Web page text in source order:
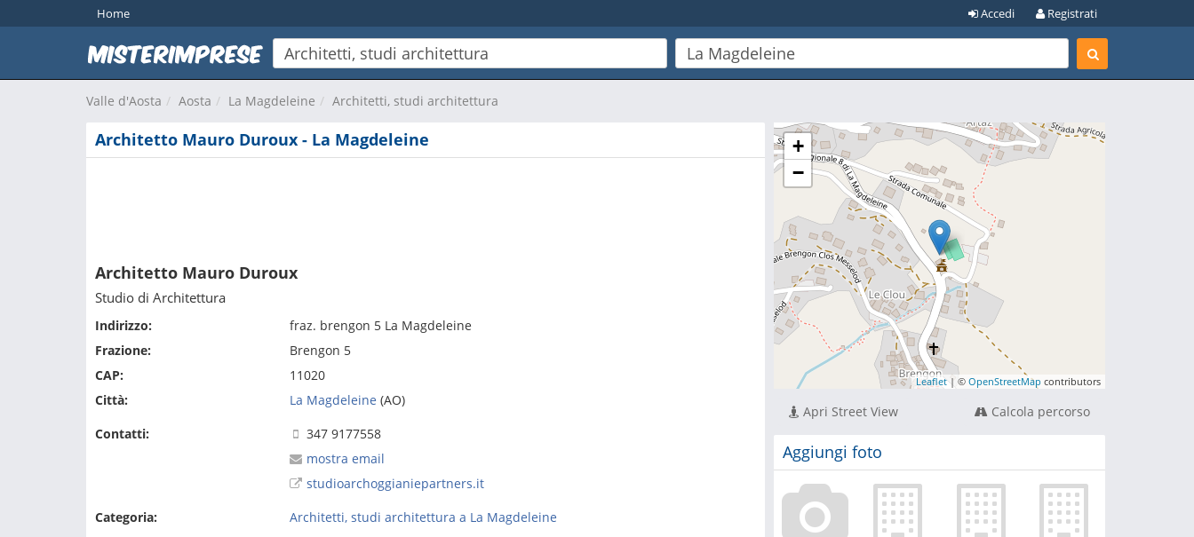
Home Registrati
Accedi
Valle d'Aosta Aosta La Magdeleine Architetti, studi architettura
Architetto Mauro Duroux - La Magdeleine
Architetto Mauro Duroux
Studio di Architettura
Indirizzo:
fraz. brengon 5 La Magdeleine
Frazione:
Brengon 5
CAP:
11020
Città:
La Magdeleine (AO)
Contatti:
347 9177558
mostra email
studioarchoggianiepartners.it
Categoria:
Architetti, studi architettura a La Magdeleine
+
−
Leaflet| ©OpenStreetMap contributors
Apri Street View Calcola percorso
Aggiungi foto